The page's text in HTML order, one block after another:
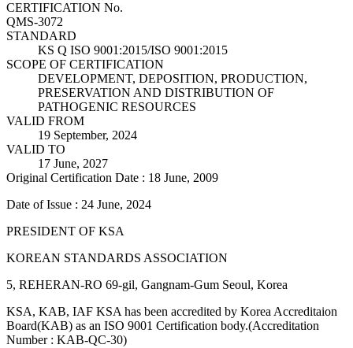
CERTIFICATION No.
QMS-3072
STANDARD
KS Q ISO 9001:2015/ISO 9001:2015
SCOPE OF CERTIFICATION
DEVELOPMENT, DEPOSITION, PRODUCTION,
PRESERVATION AND DISTRIBUTION OF
PATHOGENIC RESOURCES
VALID FROM
19 September, 2024
VALID TO
17 June, 2027
Original Certification Date : 18 June, 2009
Date of Issue : 24 June, 2024
PRESIDENT OF KSA
KOREAN STANDARDS ASSOCIATION
5, REHERAN-RO 69-gil, Gangnam-Gum Seoul, Korea
KSA, KAB, IAF KSA has been accredited by Korea Accreditaion
Board(KAB) as an ISO 9001 Certification body.(Accreditation
Number : KAB-QC-30)